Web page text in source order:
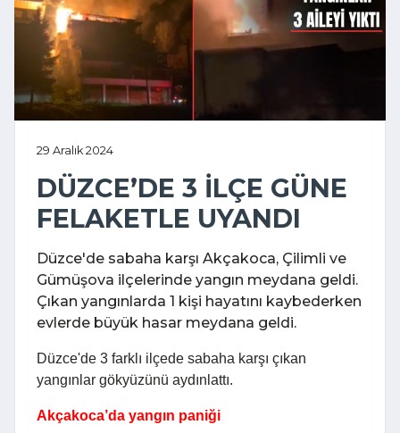
29 Aralık 2024
DÜZCE’DE 3 İLÇE GÜNE
FELAKETLE UYANDI
Düzce'de sabaha karşı Akçakoca, Çilimli ve
Gümüşova ilçelerinde yangın meydana geldi.
Çıkan yangınlarda 1 kişi hayatını kaybederken
evlerde büyük hasar meydana geldi.
Düzce'de 3 farklı ilçede sabaha karşı çıkan
yangınlar gökyüzünü aydınlattı.
Akçakoca’da yangın paniği